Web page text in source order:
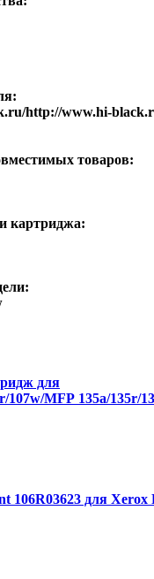
http://www.hi-
товаров:
картриджа:
для
107w/MFP 135a/135r/
106R03623 для Xerox